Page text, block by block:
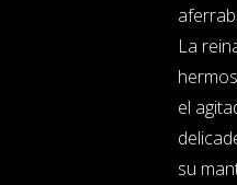
La
el
su